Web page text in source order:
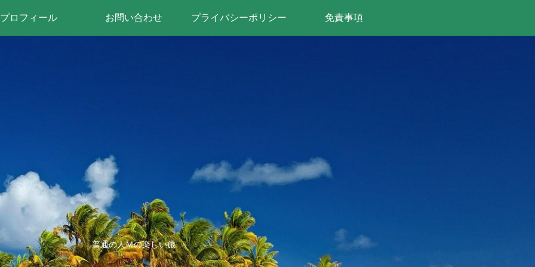
普通の人Ｍの楽しい旅
プロフィール お問い合わせ プライバシーポリシー 免責事項